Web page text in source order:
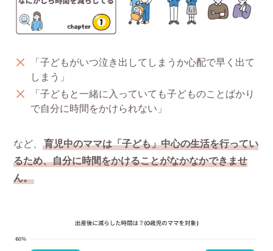
「子どもがいつ泣き出してしまうか心配で早く出て
しまう」
「子どもと一緒に入っていても子どものことばかり
で自分に時間をかけられない」
など、育児中のママは「子ども」中心の生活を行ってい
るため、自分に時間をかけることがなかなかできませ
ん。